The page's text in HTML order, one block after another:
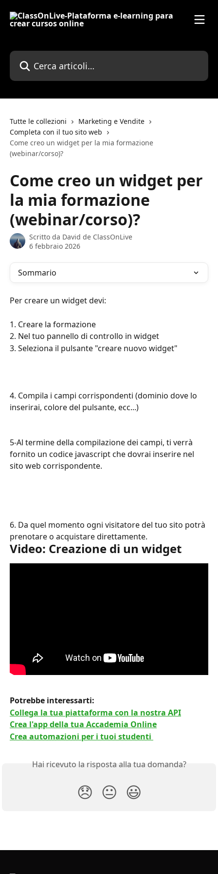
Cerca articoli…
Tutte le collezioni
Marketing e Vendite
Completa con il tuo sito web
Come creo un widget per la mia formazione
(webinar/corso)?
Come creo un widget per
la mia formazione
(webinar/corso)?
Scritto da David de ClassOnLive
6 febbraio 2026
Sommario
Per creare un widget devi:
1. Creare la formazione
2. Nel tuo pannello di controllo in widget
3. Seleziona il pulsante "creare nuovo widget"
4. Compila i campi corrispondenti (dominio dove lo
inserirai, colore del pulsante, ecc...)
5-Al termine della compilazione dei campi, ti verrà
fornito un codice javascript che dovrai inserire nel
sito web corrispondente.
6. Da quel momento ogni visitatore del tuo sito potrà
prenotare o acquistare direttamente.
Video: Creazione di un widget
Potrebbe interessarti:
Collega la tua piattaforma con la nostra API
Crea l'app della tua Accademia Online
Crea automazioni per i tuoi studenti
Hai ricevuto la risposta alla tua domanda?
😞 😐 😃